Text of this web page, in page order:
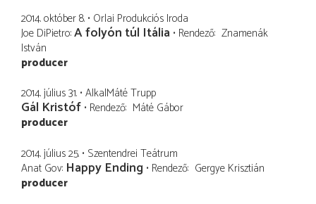
2014. október 8. Orlai Produkciós Iroda
Joe DiPietro A folyón túl Itália Rendező Znamenák
István
producer
2014. július 31. AlkalMáté Trupp
Gál Kristóf Rendező Máté Gábor
producer
2014. július 25. Szentendrei Teátrum
Anat Gov Happy Ending Rendező Gergye Krisztián
producer